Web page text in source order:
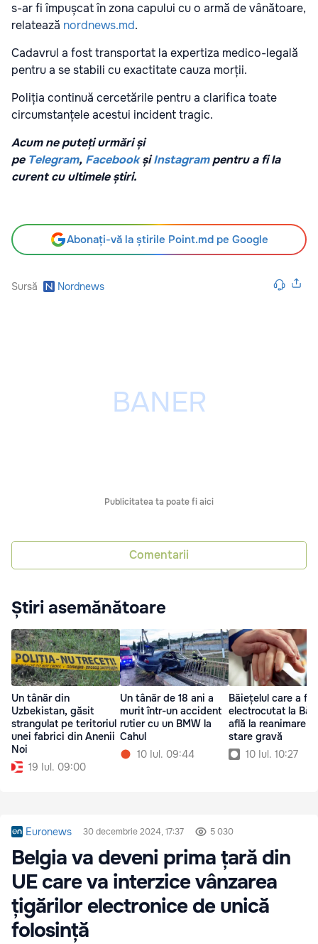
s-ar fi împușcat în zona capului cu o armă de vânătoare,
relatează nordnews.md.
Cadavrul a fost transportat la expertiza medico-legală
pentru a se stabili cu exactitate cauza morții.
Poliția continuă cercetările pentru a clarifica toate
circumstanțele acestui incident tragic.
Acum ne puteți urmări și
pe Telegram, FacebookșiInstagrampentru a fi la
curent cu ultimele știri.
Abonați-vă la știrile Point.md pe Google
Sursă Nordnews
Publicitatea ta poate fi aici
Comentarii
Știri asemănătoare
Un tânăr din
Uzbekistan, găsit
strangulat pe teritoriul
unei fabrici din Anenii
Noi
19 Iul. 09:00
Un tânăr de 18 ani a
murit într-un accident
rutier cu un BMW la
Cahul
10 Iul. 09:44
Băiețelul care a
electrocutat la
află la reanimare în
stare gravă
10 Iul. 10:27
Euronews 30 decembrie 2024, 17:37 5 030
Belgia va deveni prima țară din
UE care va interzice vânzarea
țigărilor electronice de unică
folosință